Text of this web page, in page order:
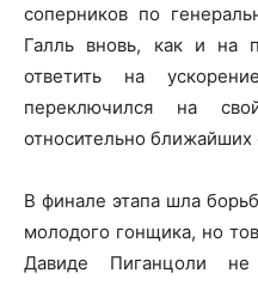
соперников по
Галль вновь, как и на
ответить на
переключился на
относительно ближайших
В финале этапа шла
молодого гонщика, но
Давиде Пиганцоли